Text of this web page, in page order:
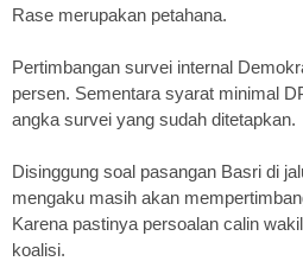
Rase merupakan petahana.
Pertimbangan survei internal
persen. Sementara syarat minimal
angka survei yang sudah ditetapkan.
Disinggung soal pasangan Basri di
mengaku masih akan
Karena pastinya persoalan calin
koalisi.